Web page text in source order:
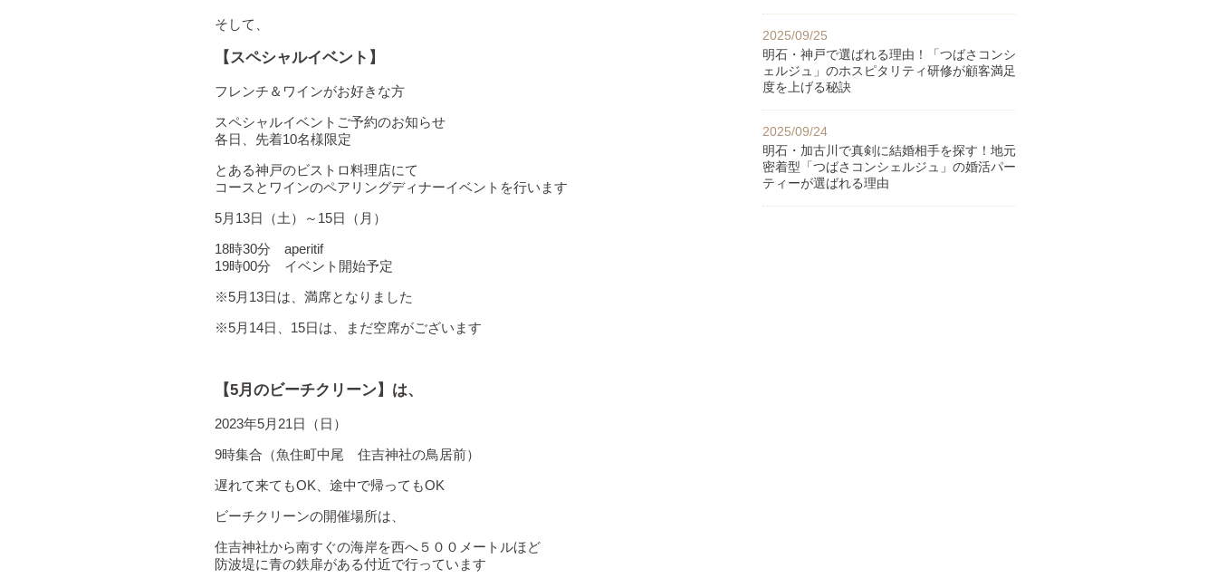
そして、
【スペシャルイベント】
フレンチ＆ワインがお好きな方
スペシャルイベントご予約のお知らせ
各日、先着10名様限定
とある神戸のビストロ料理店にて
コースとワインのペアリングディナーイベントを行います
5月13日（土）～15日（月）
18時30分 aperitif
19時00分 イベント開始予定
※5月13日は、満席となりました
※5月14日、15日は、まだ空席がございます
【5月のビーチクリーン】は、
2023年5月21日（日）
9時集合（魚住町中尾 住吉神社の鳥居前）
遅れて来てもOK、途中で帰ってもOK
ビーチクリーンの開催場所は、
住吉神社から南すぐの海岸を西へ５００メートルほど
防波堤に青の鉄扉がある付近で行っています
2025/09/25
明石・神戸で選ばれる理由！「つばさコンシ
ェルジュ」のホスピタリティ研修が顧客満足
度を上げる秘訣
2025/09/24
明石・加古川で真剣に結婚相手を探す！地元
密着型「つばさコンシェルジュ」の婚活パー
ティーが選ばれる理由